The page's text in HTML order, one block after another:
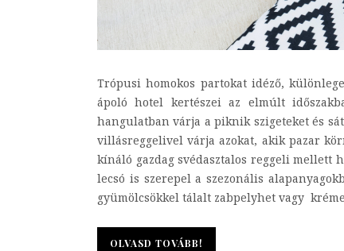
Trópusi homokos partokat idéző,
ápoló hotel kertészei az elmúlt
hangulatban várja a piknik szigeteket és
villásreggelivel várja azokat, akik pazar
kínáló gazdag svédasztalos reggeli mellett
lecsó is szerepel a szezonális
gyümölcsökkel tálalt zabpelyhet vagy
OLVASD TOVÁBB!
OLVASD TOVÁBB!